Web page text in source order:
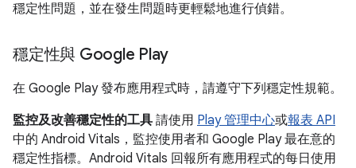
穩定性問題，並在發生問題時更輕鬆地進行偵錯。
穩定性與 Google Play
在 Google Play 發布應用程式時，請遵守下列穩定性規範。
監控及改善穩定性的工具 請使用 Play 管理中心或報表 API
中的 Android Vitals，監控使用者和 Google Play 最在意的
穩定性指標。Android Vitals 回報所有應用程式的每日使用